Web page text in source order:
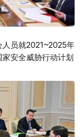
员就2021~2025年
安全威胁行动计划